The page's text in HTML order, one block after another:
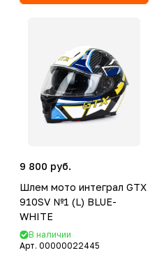
9 800 руб.
Шлем мото интеграл GTX
910SV №1 (L) BLUE-
WHITE
В наличии
Арт. 00000022445